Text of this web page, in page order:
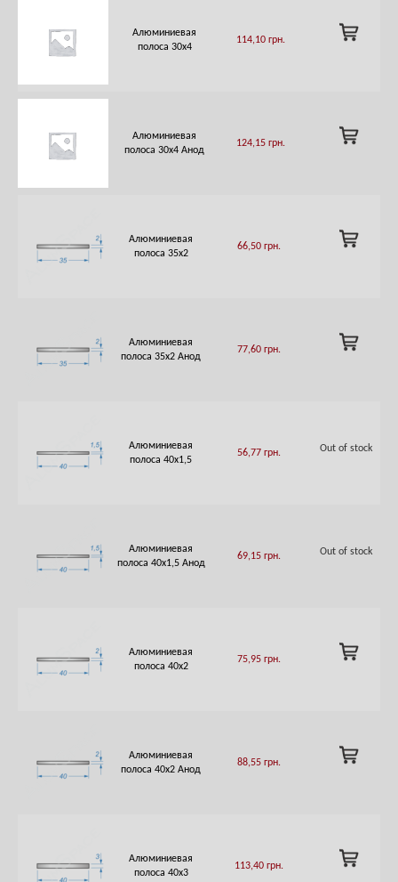
Алюминиевая
полоса 30х4
114,10 грн.
ADD
TO
Алюминиевая
полоса 30х4 Анод
124,15 грн.
ADD
TO
Алюминиевая
полоса 35х2
66,50 грн.
ADD
TO
Алюминиевая
полоса 35х2 Анод
77,60 грн.
ADD
TO
Алюминиевая
полоса 40х1,5
56,77 грн. Out of stock
Алюминиевая
полоса 40х1,5 Анод
69,15 грн. Out of stock
Алюминиевая
полоса 40х2
75,95 грн.
ADD
TO
Алюминиевая
полоса 40х2 Анод
88,55 грн.
ADD
TO
Алюминиевая
полоса 40х3
113,40 грн.
ADD
TO